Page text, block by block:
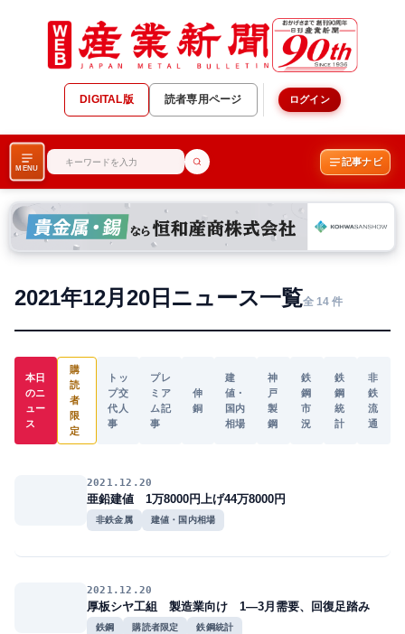
DIGITAL版 読者専用ページ ログイン
MENU
記事ナビ
2021年12月20日ニュース一覧全 14 件
本日
のニ
ュー
ス
購
読
者
限
定
トッ
プ交
代人
事
プレ
ミア
ム記
事
伸
銅
建
値・
国内
相場
神
戸
製
鋼
鉄
鋼
市
況
鉄
鋼
統
計
非
鉄
流
通
2021.12.20
亜鉛建値 1万8000円上げ44万8000円
非鉄金属 建値・国内相場
2021.12.20
厚板シヤ工組 製造業向け 1―3月需要、回復足踏み
鉄鋼 購読者限定 鉄鋼統計